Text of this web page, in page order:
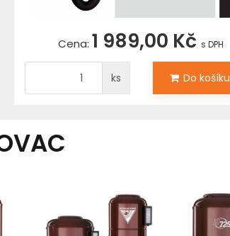
Cena: 1 989,00 Kč s DPH
ks Do košíku